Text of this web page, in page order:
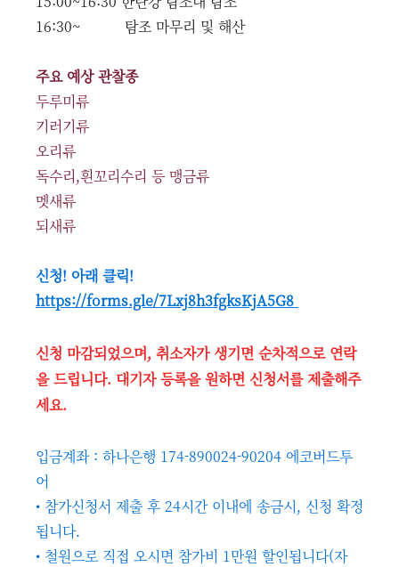
16:30~ 탐조 마무리 및 해산
주요 예상 관찰종
두루미류
기러기류
오리류
독수리,흰꼬리수리 등 맹금류
멧새류
되새류
신청! 아래 클릭!
https://forms.gle/7Lxj8h3fgksKjA5G8
신청 마감되었으며, 취소자가 생기면 순차적으로 연락
을 드립니다. 대기자 등록을 원하면 신청서를 제출해주
세요.
입금계좌 : 하나은행 174-890024-90204 에코버드투
어
• 참가신청서 제출 후 24시간 이내에 송금시, 신청 확정
됩니다.
• 철원으로 직접 오시면 참가비 1만원 할인됩니다(자